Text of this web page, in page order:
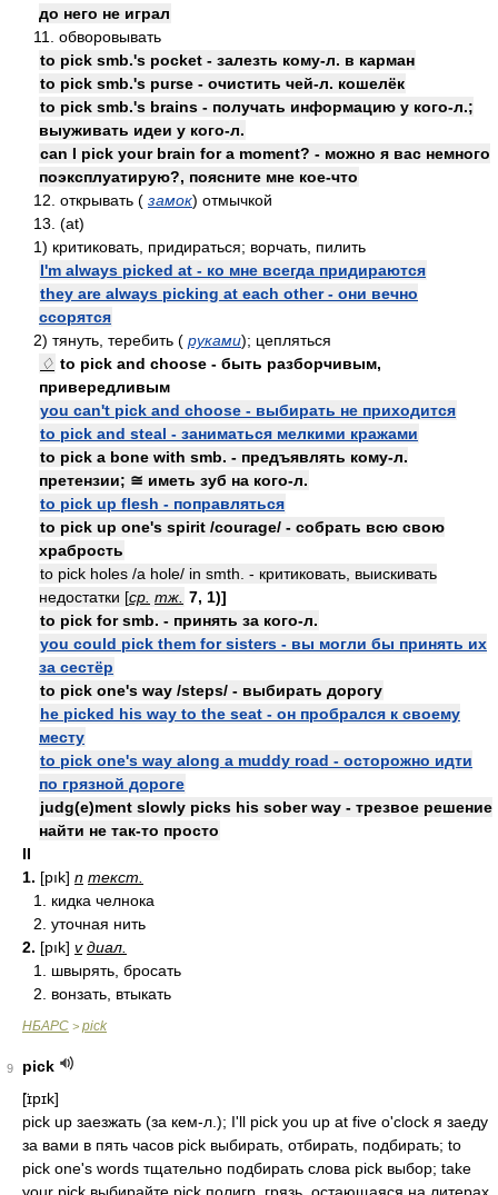
до него не играл
11. обворовывать
to pick smb.'s pocket - залезть кому-л. в карман
to pick smb.'s purse - очистить чей-л. кошелёк
to pick smb.'s brains - получать информацию у кого-л.;
выуживать идеи у кого-л.
can I pick your brain for a moment? - можно я вас немного
поэксплуатирую?, поясните мне кое-что
12. открывать ( замок) отмычкой
13. (at)
1) критиковать, придираться; ворчать, пилить
I'm always picked at - ко мне всегда придираются
they are always picking at each other - они вечно
ссорятся
2) тянуть, теребить ( руками); цепляться
♢ to pick and choose - быть разборчивым,
привередливым
you can't pick and choose - выбирать не приходится
to pick and steal - заниматься мелкими кражами
to pick a bone with smb. - предъявлять кому-л.
претензии; ≅ иметь зуб на кого-л.
to pick up flesh - поправляться
to pick up one's spirit /courage/ - собрать всю свою
храбрость
to pick holes /a hole/ in smth. - критиковать, выискивать
недостатки [ср. тж. 7, 1)]
to pick for smb. - принять за кого-л.
you could pick them for sisters - вы могли бы принять их
за сестёр
to pick one's way /steps/ - выбирать дорогу
he picked his way to the seat - он пробрался к своему
месту
to pick one's way along a muddy road - осторожно идти
по грязной дороге
judg(e)ment slowly picks his sober way - трезвое решение
найти не так-то просто
II
1. [pık] n текст.
1. кидка челнока
2. уточная нить
2. [pık] v диал.
1. швырять, бросать
2. вонзать, втыкать
НБАРС > pick
9
pick
[̈ɪpɪk]
pick up заезжать (за кем-л.); I'll pick you up at five o'clock я заеду
за вами в пять часов pick выбирать, отбирать, подбирать; to
pick one's words тщательно подбирать слова pick выбор; take